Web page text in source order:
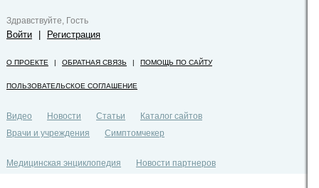
Здравствуйте, Гость
Войти Регистрация
О ПРОЕКТЕ | ОБРАТНАЯ СВЯЗЬ | ПОМОЩЬ ПО САЙТУ
ПОЛЬЗОВАТЕЛЬСКОЕ СОГЛАШЕНИЕ
Видео Новости Статьи
Каталог сайтов
Врачи и учреждения
Симптомчекер
Медицинская энциклопедия
Новости партнеров